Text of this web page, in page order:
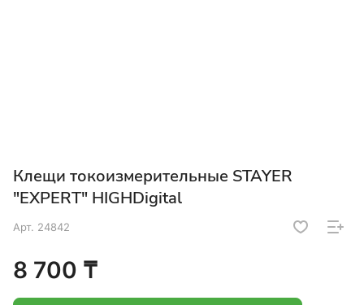
Клещи токоизмерительные STAYER
"EXPERT" HIGHDigital
Арт. 24842
8 700 ₸